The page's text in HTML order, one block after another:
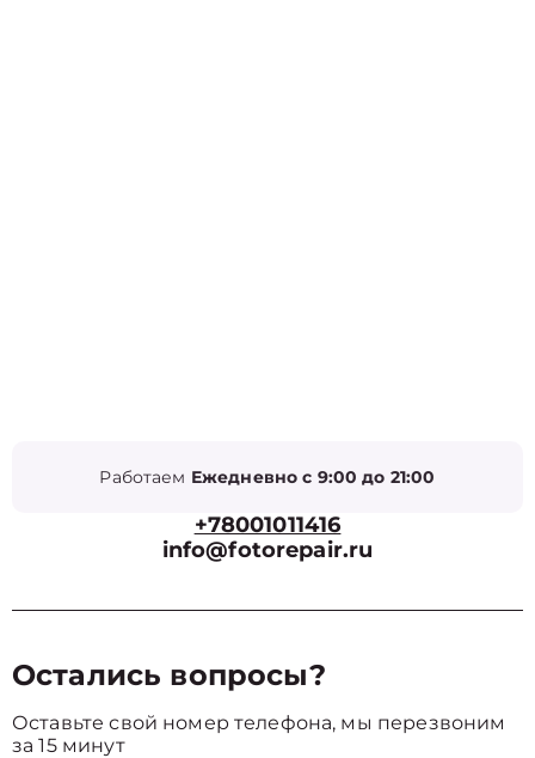
Работаем Ежедневно с 9:00 до 21:00
+78001011416
info@fotorepair.ru
Остались вопросы?
Оставьте свой номер телефона, мы перезвоним
за 15 минут